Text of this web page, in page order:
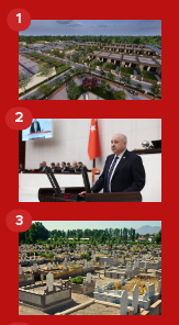
1
2
3